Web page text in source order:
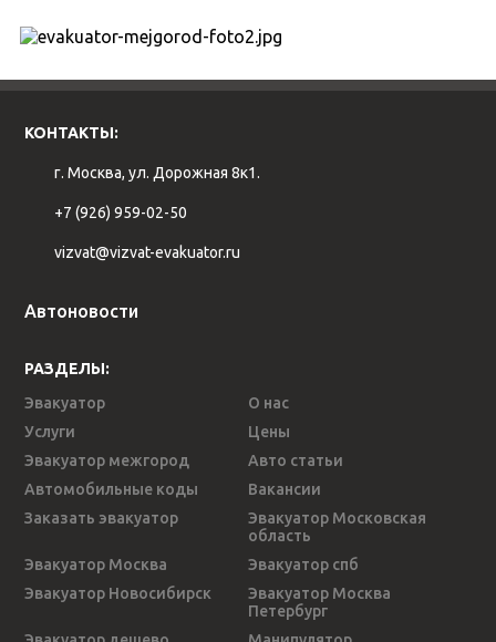
КОНТАКТЫ:
г. Москва, ул. Дорожная 8к1.
+7 (926) 959-02-50
vizvat@vizvat-evakuator.ru
Автоновости
РАЗДЕЛЫ:
Эвакуатор
О нас
Услуги
Цены
Эвакуатор межгород
Авто статьи
Автомобильные коды
Вакансии
Заказать эвакуатор
Эвакуатор Московская
область
Эвакуатор Москва
Эвакуатор спб
Эвакуатор Новосибирск
Эвакуатор Москва
Петербург